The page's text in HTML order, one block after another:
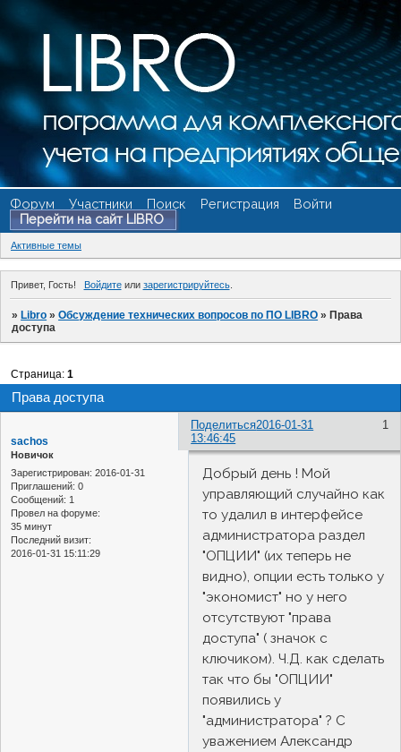
Форум Участники Поиск Регистрация
Войти
Перейти на сайт LIBRO
Активные темы
Привет, Гость! Войдитеили зарегистрируйтесь.
»Libro »Обсуждение технических вопросов по ПО LIBRO »Права
доступа
Права доступа
Страница:1
Поделиться 1
2016-01-31
13:46:45
sachos
Новичок
Зарегистрирован: 2016-01-31
Приглашений: 0
Сообщений: 1
Провел на форуме:
35 минут
Последний визит:
2016-01-31 15:11:29
Добрый день ! Мой
управляющий случайно как
то удалил в интерфейсе
администратора раздел
"ОПЦИИ" (их теперь не
видно), опции есть только у
"экономист" но у него
отсутствуют "права
доступа" ( значок с
ключиком). Ч.Д. как сделать
так что бы "ОПЦИИ"
появились у
"администратора" ? С
уважением Александр